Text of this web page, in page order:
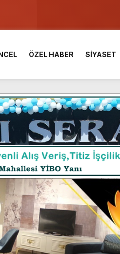
Şenlendi.
güçlenerek ilerliyor.
Şehitlerinin Aileleriyle Bir Araya
Beşikdüzü’nde hayırlı
Bilimle Buluştu.
Tamamlandı.
ÖZEL HABER SİYASET